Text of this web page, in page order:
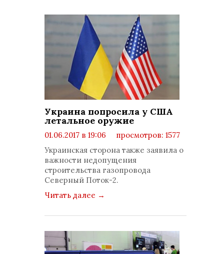
Украина попросила у США
летальное оружие
01.06.2017 в 19:06
просмотров: 1577
Украинская сторона также заявила о
важности недопущения
строительства газопровода
Северный Поток-2.
Читать далее →